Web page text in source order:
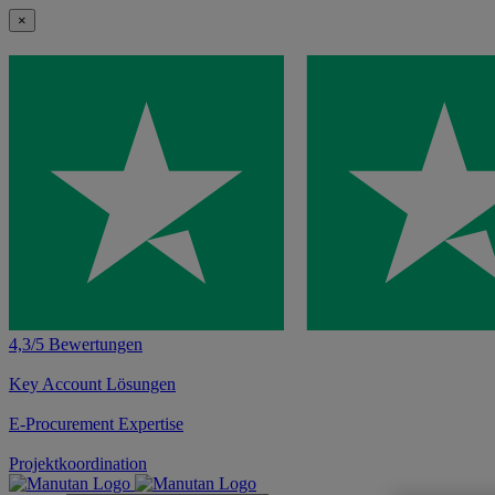
×
4,3/5 Bewertungen
Key Account Lösungen
E-Procurement Expertise
Projektkoordination